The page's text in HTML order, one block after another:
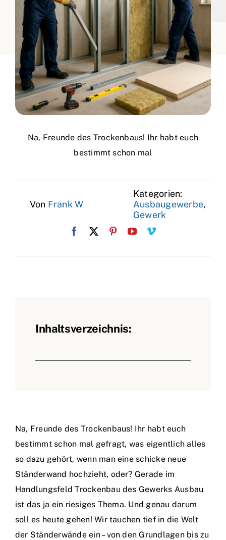
Na, Freunde des Trockenbaus! Ihr habt euch
bestimmt schon mal
Von Frank W
Kategorien:
Ausbaugewerbe,
Gewerk
Inhaltsverzeichnis:
Na, Freunde des Trockenbaus! Ihr habt euch
bestimmt schon mal gefragt, was eigentlich alles
so dazu gehört, wenn man eine schicke neue
Ständerwand hochzieht, oder? Gerade im
Handlungsfeld Trockenbau des Gewerks Ausbau
ist das ja ein riesiges Thema. Und genau darum
soll es heute gehen! Wir tauchen tief in die Welt
der Ständerwände ein – von den Grundlagen bis zu